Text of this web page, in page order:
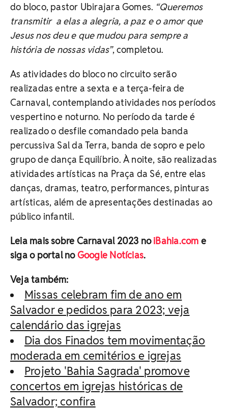
do bloco, pastor Ubirajara Gomes. “Queremos
transmitir a elas a alegria, a paz e o amor que
Jesus nos deu e que mudou para sempre a
história de nossas vidas”, completou.
As atividades do bloco no circuito serão
realizadas entre a sexta e a terça-feira de
Carnaval, contemplando atividades nos períodos
vespertino e noturno. No período da tarde é
realizado o desfile comandado pela banda
percussiva Sal da Terra, banda de sopro e pelo
grupo de dança Equilíbrio. À noite, são realizadas
atividades artísticas na Praça da Sé, entre elas
danças, dramas, teatro, performances, pinturas
artísticas, além de apresentações destinadas ao
público infantil.
Leia mais sobre Carnaval 2023 noiBahia.com e
siga o portal noGoogle Notícias.
Veja também:
Missas celebram fim de ano em
Salvador e pedidos para 2023; veja
calendário das igrejas
Dia dos Finados tem movimentação
moderada em cemitérios e igrejas
Projeto 'Bahia Sagrada' promove
concertos em igrejas históricas de
Salvador; confira